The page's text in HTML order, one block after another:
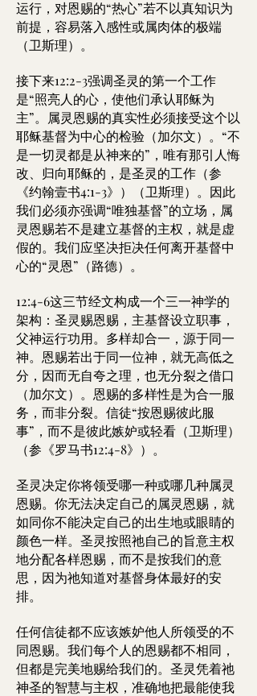
运行，对恩赐的“热心”若不以真知识为
前提，容易落入感性或属肉体的极端
（卫斯理）。
接下来12:2-3强调圣灵的第一个工作
是“照亮人的心，使他们承认耶稣为
主”。属灵恩赐的真实性必须接受这个以
耶稣基督为中心的检验（加尔文）。“不
是一切灵都是从神来的”，唯有那引人悔
改、归向耶稣的，是圣灵的工作（参
《约翰壹书4:1-3》）（卫斯理）。因此
我们必须亦强调“唯独基督”的立场，属
灵恩赐若不是建立基督的主权，就是虚
假的。我们应坚决拒决任何离开基督中
心的“灵恩”（路德）。
12:4-6这三节经文构成一个三一神学的
架构：圣灵赐恩赐，主基督设立职事，
父神运行功用。多样却合一，源于同一
神。恩赐若出于同一位神，就无高低之
分，因而无自夸之理，也无分裂之借口
（加尔文）。恩赐的多样性是为合一服
务，而非分裂。信徒“按恩赐彼此服
事”，而不是彼此嫉妒或轻看（卫斯理）
（参《罗马书12:4-8》）。
圣灵决定你将领受哪一种或哪几种属灵
恩赐。你无法决定自己的属灵恩赐，就
如同你不能决定自己的出生地或眼睛的
颜色一样。圣灵按照祂自己的旨意主权
地分配各样恩赐，而不是按我们的意
思，因为祂知道对基督身体最好的安
排。
任何信徒都不应该嫉妒他人所领受的不
同恩赐。我们每个人的恩赐都不相同，
但都是完美地赐给我们的。圣灵凭着祂
神圣的智慧与主权，准确地把最能使我